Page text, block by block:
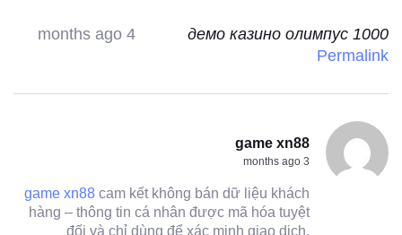
демо казино олимпус 1000
4 months ago
Permalink
game xn88
3 months ago
game xn88 cam kết không bán dữ liệu khách
hàng – thông tin cá nhân được mã hóa tuyệt
đối và chỉ dùng để xác minh giao dịch.